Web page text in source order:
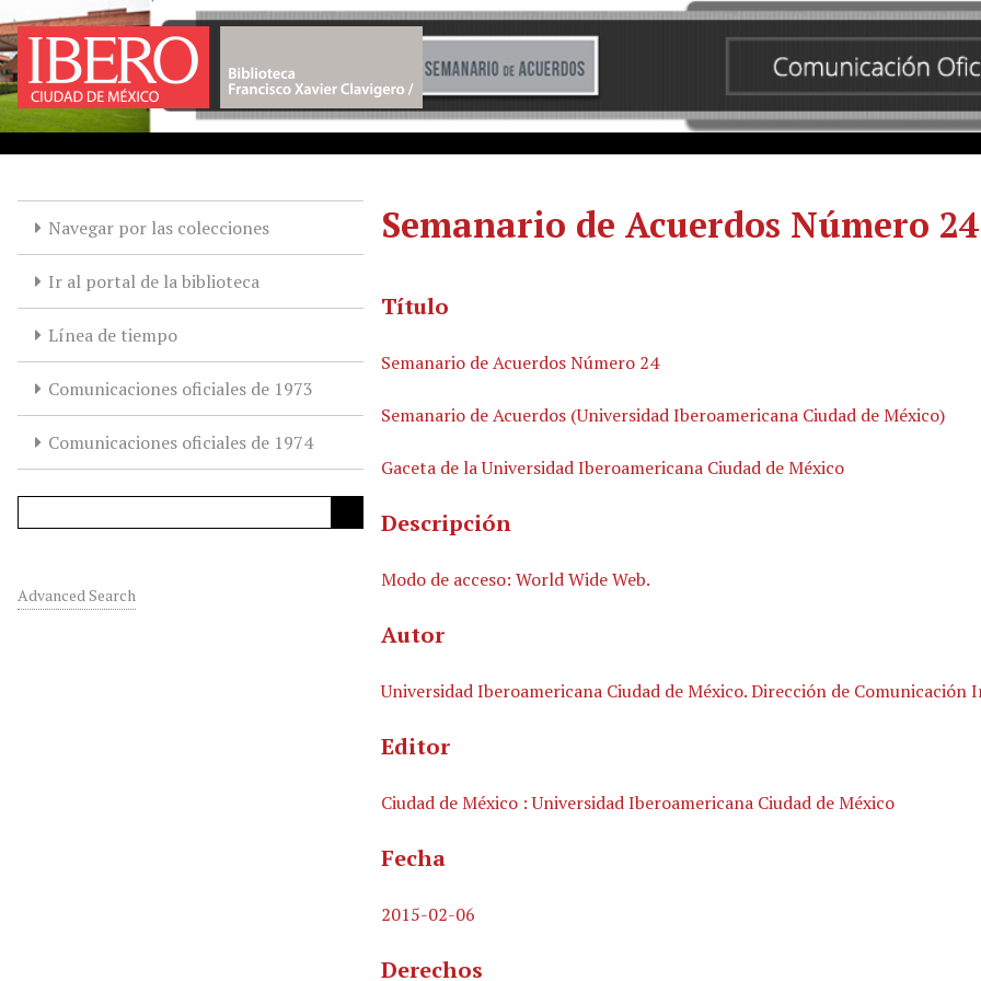
al
contenido
principal
Navegar por las colecciones
Ir al portal de la biblioteca
Línea de tiempo
Comunicaciones oficiales de 1973
Comunicaciones oficiales de 1974
Advanced Search
Semanario de Acuerdos Número 24
Título
Semanario de Acuerdos Número 24
Semanario de Acuerdos (Universidad Iberoamericana Ciudad de México)
Gaceta de la Universidad Iberoamericana Ciudad de México
Descripción
Modo de acceso: World Wide Web.
Autor
Universidad Iberoamericana Ciudad de México. Dirección de
Editor
Ciudad de México : Universidad Iberoamericana Ciudad de México
Fecha
2015-02-06
Derechos